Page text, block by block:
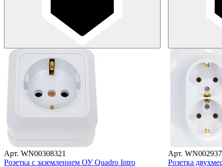
Арт. WN00308321
Розетка с заземлением ОУ Quadro Intro
Арт.
Розетка